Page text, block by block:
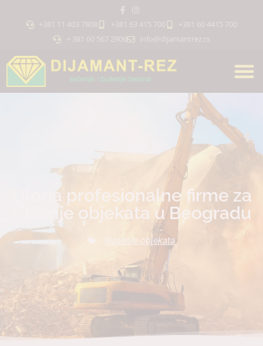
+381 11 403 7808 +381 63 415 700
+381 60 4415 700
+ 381 60 567 2906
info@dijamantrez.rs
Uloga profesionalne firme za
rušenje objekata u Beogradu
Rušenje objekata